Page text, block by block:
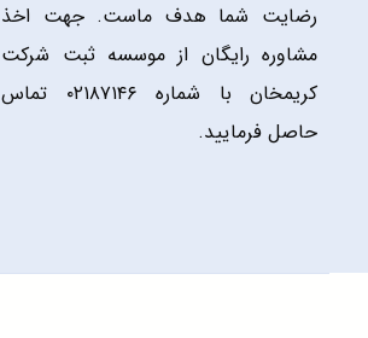
رضایت شما هدف ماست. جهت اخذ
مشاوره رایگان از موسسه ثبت شرکت
کریمخان با شماره ۰۲۱۸۷۱۴۶ تماس
حاصل فرمایید.